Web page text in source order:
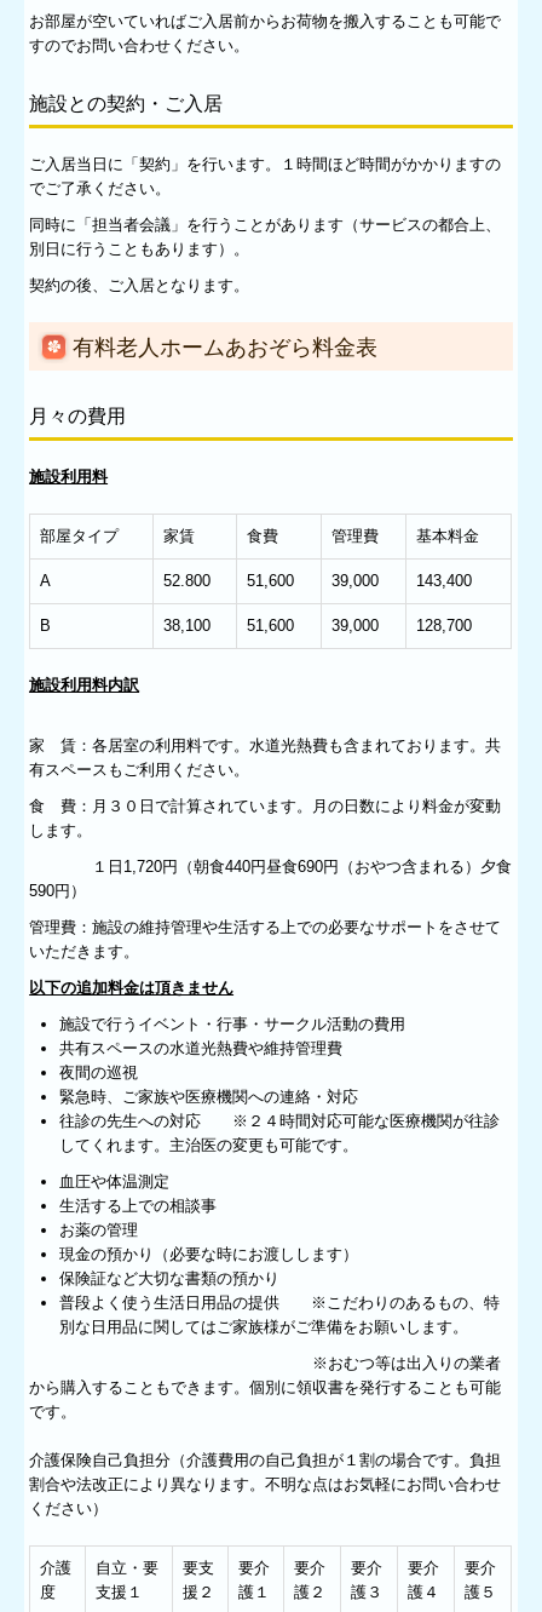
お部屋が空いていればご入居前からお荷物を搬入することも可能で
すのでお問い合わせください。
施設との契約・ご入居
ご入居当日に「契約」を行います。１時間ほど時間がかかりますの
でご了承ください。
同時に「担当者会議」を行うことがあります（サービスの都合上、
別日に行うこともあります）。
契約の後、ご入居となります。
有料老人ホームあおぞら料金表
月々の費用
施設利用料
部屋タイプ 家賃 食費 管理費 基本料金
A 52.800 51,600 39,000 143,400
B 38,100 51,600 39,000 128,700
施設利用料内訳
家 賃：各居室の利用料です。水道光熱費も含まれております。共
有スペースもご利用ください。
食 費：月３０日で計算されています。月の日数により料金が変動
します。
１日1,720円（朝食440円昼食690円（おやつ含まれる）夕食
590円）
管理費：施設の維持管理や生活する上での必要なサポートをさせて
いただきます。
以下の追加料金は頂きません
施設で行うイベント・行事・サークル活動の費用
共有スペースの水道光熱費や維持管理費
夜間の巡視
緊急時、ご家族や医療機関への連絡・対応
往診の先生への対応 ※２４時間対応可能な医療機関が往診
してくれます。主治医の変更も可能です。
血圧や体温測定
生活する上での相談事
お薬の管理
現金の預かり（必要な時にお渡しします）
保険証など大切な書類の預かり
普段よく使う生活日用品の提供 ※こだわりのあるもの、特
別な日用品に関してはご家族様がご準備をお願いします。
※おむつ等は出入りの業者
から購入することもできます。個別に領収書を発行することも可能
です。
介護保険自己負担分（介護費用の自己負担が１割の場合です。負担
割合や法改正により異なります。不明な点はお気軽にお問い合わせ
ください）
介護
度
自立・要
支援１
要支
援２
要介
護１
要介
護２
要介
護３
要介
護４
要介
護５